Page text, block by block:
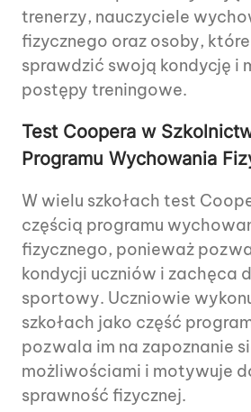
trenerzy, nauczyciele
fizycznego oraz osoby,
sprawdzić swoją kondycję i
postępy treningowe.
Test Coopera w
Programu Wychowania
W wielu szkołach test
częścią programu
fizycznego, ponieważ
kondycji uczniów i zachęca
sportowy. Uczniowie
szkołach jako część
pozwala im na zapoznanie
możliwościami i motywuje
sprawność fizycznej.